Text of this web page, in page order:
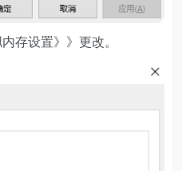
设置》》更改。